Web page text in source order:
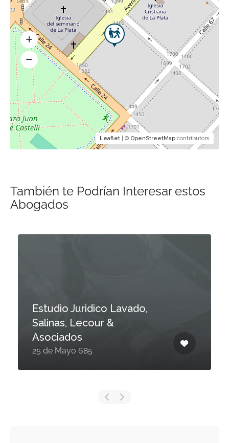
Leaflet | © OpenStreetMap contributors
También te Podrían Interesar estos
Abogados
Estudio Juridico Lavado,
Salinas, Lecour &
Asociados
25 de Mayo 685